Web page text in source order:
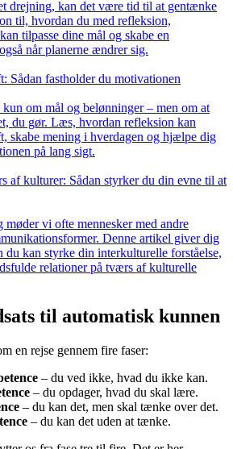
drejning, kan det være tid til at gentænke
til, hvordan du med refleksion,
tilpasse dine mål og skabe en
når planerne ændrer sig.
Sådan fastholder du motivationen
om mål og belønninger – men om at
du gør. Læs, hvordan refleksion kan
skabe mening i hverdagen og hjælpe dig
på lang sigt.
af kulturer: Sådan styrker du din evne til at
møder vi ofte mennesker med andre
Denne artikel giver dig
du kan styrke din interkulturelle forståelse,
relationer på tværs af kulturelle
til automatisk kunnen
en rejse gennem fire faser:
– du ved ikke, hvad du ikke kan.
– du opdager, hvad du skal lære.
– du kan det, men skal tænke over det.
– du kan det uden at tænke.